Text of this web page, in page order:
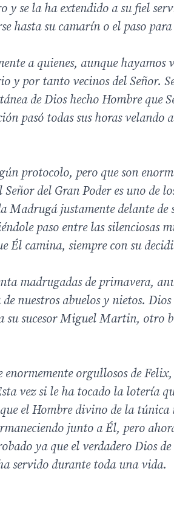
y se la ha extendido a su fiel
hasta su camarín o el paso
a quienes, aunque hayamos
y por tanto vecinos del Señor.
de Dios hecho Hombre que
pasó todas sus horas velando
protocolo, pero que son
del Gran Poder es uno de
justamente delante de
paso entre las silenciosas
Él camina, siempre con su
madrugadas de primavera,
nuestros abuelos y nietos.
su sucesor Miguel Martin, otro
enormemente orgullosos de
vez si le ha tocado la lotería
el Hombre divino de la túnica
junto a Él, pero
ya que el verdadero Dios
servido durante toda una vida.